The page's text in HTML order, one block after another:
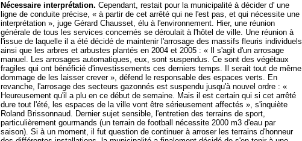
Nécessaire interprétation. Cependant, restait pour la municipalité à décider d' une
ligne de conduite précise, « à partir de cet arrêté qui ne l'est pas, et qui nécessite une
interprétation », juge Gérard Chausset, élu à l'environnement. Hier, une réunion
générale de tous les services concernés se déroulait à l'hôtel de ville. Une réunion à
l'issue de laquelle il a été décidé de maintenir l'arrosage des massifs fleuris individuels
ainsi que les arbres et arbustes plantés en 2004 et 2005 : « Il s'agit d'un arrosage
manuel. Les arrosages automatiques, eux, sont suspendus. Ce sont des végétaux
fragiles qui ont bénéficié d'investissements ces derniers temps. Il serait tout de même
dommage de les laisser crever », défend le responsable des espaces verts. En
revanche, l'arrosage des secteurs gazonnés est suspendu jusqu'à nouvel ordre : «
Heureusement qu'il a plu en ce début de semaine. Mais il est certain qui si cet arrêté
dure tout l'été, les espaces de la ville vont être sérieusement affectés », s'inquiète
Roland Brissonnaud. Dernier sujet sensible, l'entretien des terrains de sport,
particulièrement gourmands (un terrain de football nécessite 2000 m3 d'eau par
saison). Si à un moment, il fut question de continuer à arroser les terrains d'honneur